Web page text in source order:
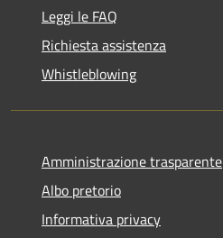
Leggi le FAQ
Richiesta assistenza
Whistleblowing
Amministrazione trasparente
Albo pretorio
Informativa privacy